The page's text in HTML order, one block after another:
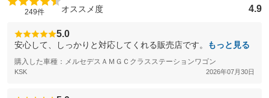
249件 オススメ度 4.9
5.0
安心して、しっかりと対応してくれる販売店です。 もっと見る
購入した車種：メルセデスＡＭＧＣクラスステーションワゴン
KSK 2026年07月30日